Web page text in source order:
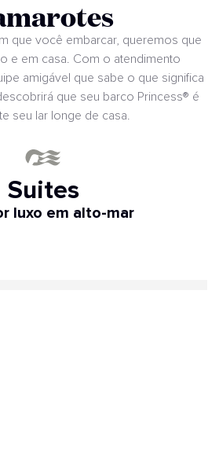
que você embarcar, queremos que
e em casa. Com o atendimento
amigável que sabe o que significa
que seu barco Princess® é
seu lar longe de casa.
Suites
luxo em alto-mar